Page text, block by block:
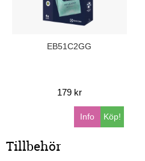
EB51C2GG
179 kr
Köp!
Info
Tillbehör